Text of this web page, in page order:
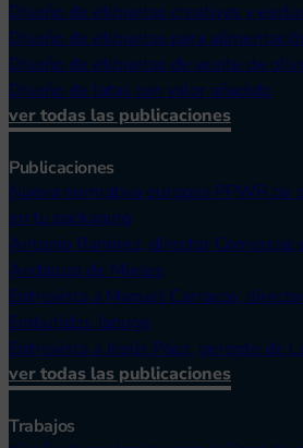
Diseño de etiquetas creativas y
Diseño de etiquetas para
Diseño de etiquetas de aceite de
Diseño de latas con valor añadido
ver todas las publicaciones
Publicaciones
Nueva normativa europea PPWR de
en tu packaging
Antonio Ramírez, director Comercial
Andaluza de Mieles
Entrevista a Manuel Carrasco,
Embutidos Jabugo
Entrevista a Jesús Páez, gerente de
ver todas las publicaciones
Trabajos